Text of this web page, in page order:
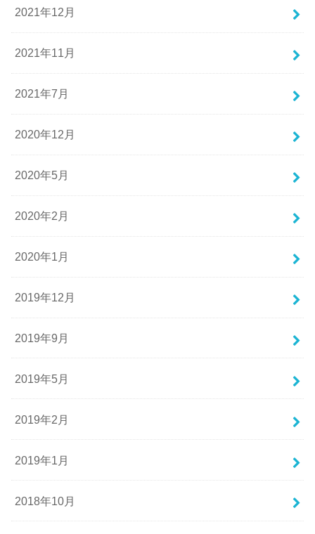
2021年12月
2021年11月
2021年7月
2020年12月
2020年5月
2020年2月
2020年1月
2019年12月
2019年9月
2019年5月
2019年2月
2019年1月
2018年10月